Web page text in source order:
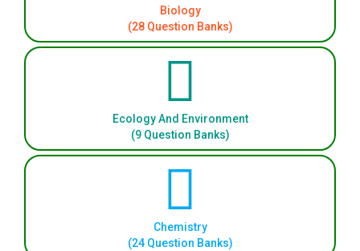
Biology
(28 Question Banks)
Ecology And Environment
(9 Question Banks)
Chemistry
(24 Question Banks)